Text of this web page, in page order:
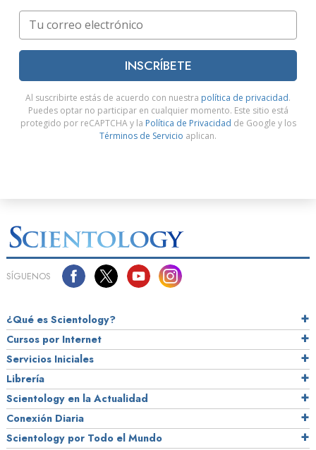
INSCRÍBETE
Al suscribirte estás de acuerdo con nuestra política de privacidad.
Puedes optar no participar en cualquier momento. Este sitio está
protegido por reCAPTCHA y la Política de Privacidad de Google y los
Términos de Servicio aplican.
SÍGUENOS
¿Qué es Scientology?
Cursos por Internet
Servicios Iniciales
Librería
Scientology en la Actualidad
Conexión Diaria
Scientology por Todo el Mundo